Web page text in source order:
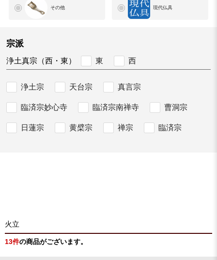
その他 現代仏具
宗派
浄土真宗（西・東） 東 西
浄土宗 天台宗 真言宗
臨済宗妙心寺 臨済宗南禅寺 曹洞宗
日蓮宗 黄檗宗 禅宗 臨済宗
火立
13件の商品がございます。